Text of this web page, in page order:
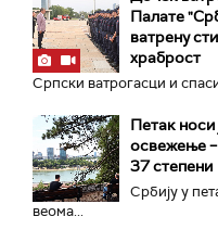
Палате
ватрену
храброст
Српски ватрогасци и
Петак носи
освежење
37 степени
Србију у
веома...